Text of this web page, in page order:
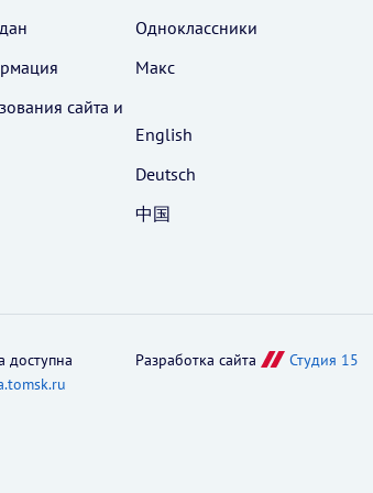
cайта и
Одноклассники
Макс
English
Deutsch
中国
доступна
Разработка сайта Студия 15